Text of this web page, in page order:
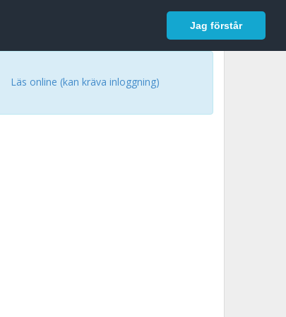
Jag förstår
Logga in
Läs online (kan kräva inloggning)